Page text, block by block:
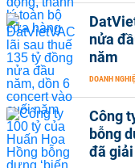
nửa
năm
DOANH
Công
bỗng
đã